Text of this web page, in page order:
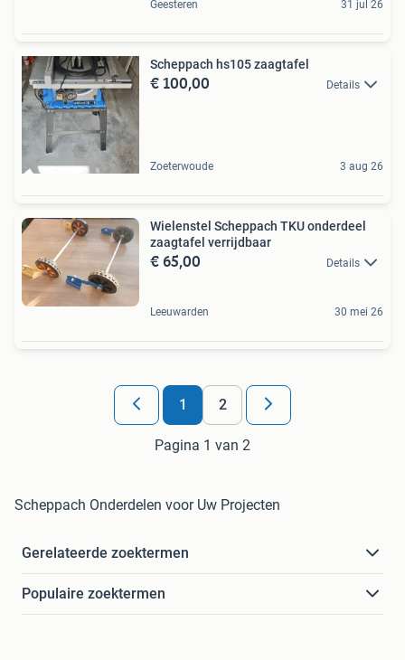
Geesteren 31 jul 26
Scheppach hs105 zaagtafel
€ 100,00 Details
Zoeterwoude 3 aug 26
Wielenstel Scheppach TKU onderdeel
zaagtafel verrijdbaar
€ 65,00 Details
Leeuwarden 30 mei 26
1 2
Pagina 1 van 2
Scheppach Onderdelen voor Uw Projecten
Gerelateerde zoektermen
Populaire zoektermen